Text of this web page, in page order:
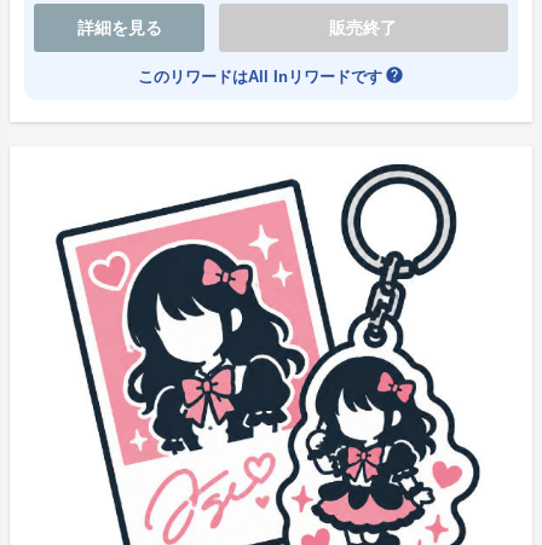
詳細を見る 販売終了
このリワードはAll Inリワードです help